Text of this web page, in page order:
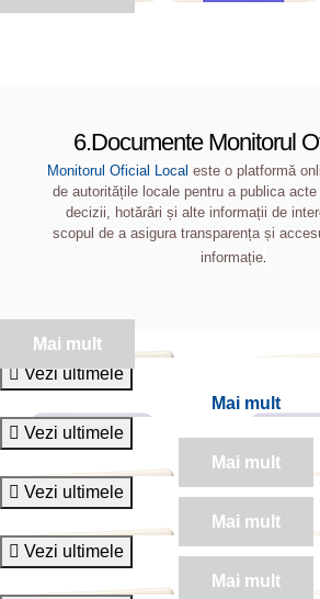
6.Documente Monitorul
Monitorul Oficial Local este o platformă
de autoritățile locale pentru a publica
decizii, hotărâri și alte informații de
scopul de a asigura transparența și
informație.
Mai mult
Vezi ultimele
Mai mult
Vezi ultimele
Mai mult
Vezi ultimele
Mai mult
Vezi ultimele
Mai mult